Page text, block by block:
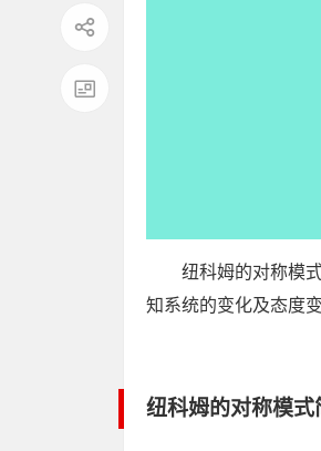
纽科姆的对称模
知系统的变化及态度
纽科姆的对称模式